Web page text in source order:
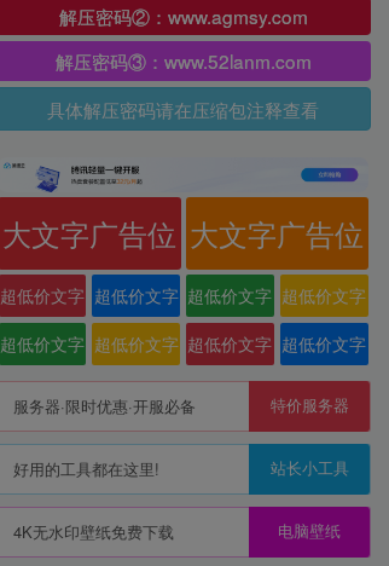
【少女回战优化版】卡牌回合手游Linux服务端+lua加解密工具+GM管理后台+GM授权后台+安卓+架设教程 【极无双2完整版】3D动作ARPG手游Linux服务端+全套源码+本地注册+本地热更+加解密工具+GM授权后台+安卓+架设教程
解压密码②：www.agmsy.com
解压密码③：www.52lanm.com
具体解压密码请在压缩包注释查看
大文字广告位 大文字广告位
超低价文字
广告位
超低价文字
广告位
超低价文字
广告位
超低价文字
广告位
超低价文字
广告位
超低价文字
广告位
超低价文字
广告位
超低价文字
广告位
服务器·限时优惠·开服必备 特价服务器
好用的工具都在这里! 站长小工具
4K无水印壁纸免费下载 电脑壁纸